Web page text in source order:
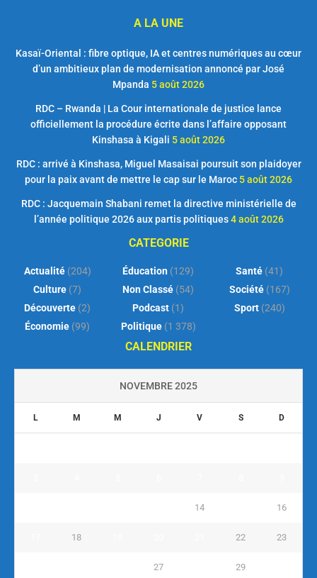
A LA UNE
Kasaï-Oriental : fibre optique, IA et centres numériques au cœur
d’un ambitieux plan de modernisation annoncé par José
Mpanda 5 août 2026
RDC – Rwanda | La Cour internationale de justice lance
officiellement la procédure écrite dans l’affaire opposant
Kinshasa à Kigali 5 août 2026
RDC : arrivé à Kinshasa, Miguel Masaisai poursuit son plaidoyer
pour la paix avant de mettre le cap sur le Maroc 5 août 2026
RDC : Jacquemain Shabani remet la directive ministérielle de
l’année politique 2026 aux partis politiques 4 août 2026
CATEGORIE
Actualité(204)
Culture (7)
Découverte (2)
Économie (99)
Éducation (129)
Non Classé (54)
Podcast (1)
Politique(1 378)
Santé (41)
Société(167)
Sport(240)
CALENDRIER
NOVEMBRE 2025
L M M J V S D
14 16
18 22 23
27 29